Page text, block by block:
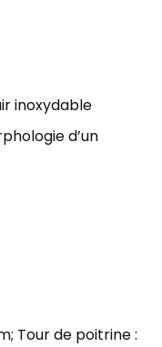
inoxydable
d’un
Tour de poitrine :